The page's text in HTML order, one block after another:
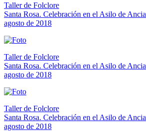
Taller de Folclore
Santa Rosa. Celebración en el Asilo de
agosto de 2018
Taller de Folclore
Santa Rosa. Celebración en el Asilo de
agosto de 2018
Taller de Folclore
Santa Rosa. Celebración en el Asilo de
agosto de 2018